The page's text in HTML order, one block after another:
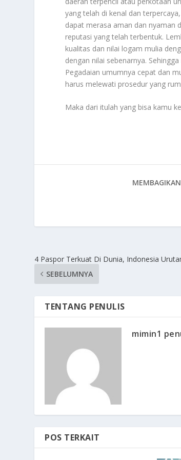
yang telah di kenal dan
dapat merasa aman dan nyaman
reputasi yang telah terbentuk.
kualitas dan nilai logam mulia
dengan nilai sebenarnya.
Pegadaian umumnya cepat dan
harus melewati prosedur yang
Maka dari itulah yang bisa kamu
4 Paspor Terkuat Di Dunia, Indonesia
SEBELUMNYA
TENTANG PENULIS
mimin1
POS TERKAIT